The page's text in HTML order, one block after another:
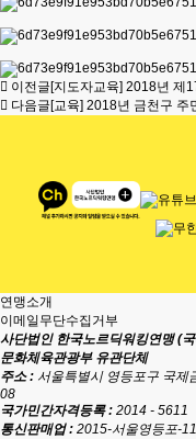
이전글[지도자교육] 2018년 제
다음글[교육] 2018년 금천구 주
연맹소개
이메일무단수집거부
사단법인 한국노르딕워킹연맹 (
문화체육관광부 유관단체
주소 : 서울특별시 영등포구 국제
08
국가민간자격등록 : 2014 - 5611
통신판매업 : 2015-서울영등포-